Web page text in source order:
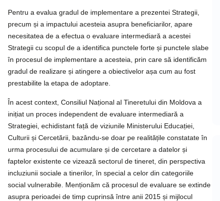
Pentru a evalua gradul de implementare a prezentei Strategii,
precum și a impactului acesteia asupra beneficiarilor, apare
necesitatea de a efectua o evaluare intermediară a acestei
Strategii cu scopul de a identifica punctele forte și punctele slabe
în procesul de implementare a acesteia, prin care să identificăm
gradul de realizare și atingere a obiectivelor așa cum au fost
prestabilite la etapa de adoptare.
În acest context, Consiliul Național al Tineretului din Moldova a
inițiat un proces independent de evaluare intermediară a
Strategiei, echidistant față de viziunile Ministerului Educației,
Culturii și Cercetării, bazându-se doar pe realitățile constatate în
urma procesului de acumulare și de cercetare a datelor și
faptelor existente ce vizează sectorul de tineret, din perspectiva
incluziunii sociale a tinerilor, în special a celor din categoriile
social vulnerabile. Menționăm că procesul de evaluare se extinde
asupra perioadei de timp cuprinsă între anii 2015 și mijlocul